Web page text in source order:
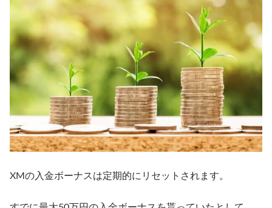
XMの入金ボーナスは定期的にリセットされます。